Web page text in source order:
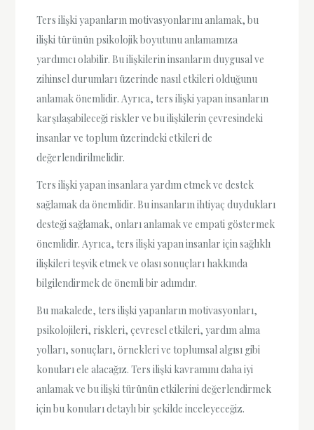
Ters ilişki yapanların motivasyonlarını anlamak, bu
ilişki türünün psikolojik boyutunu anlamamıza
yardımcı olabilir. Bu ilişkilerin insanların duygusal ve
zihinsel durumları üzerinde nasıl etkileri olduğunu
anlamak önemlidir. Ayrıca, ters ilişki yapan insanların
karşılaşabileceği riskler ve bu ilişkilerin çevresindeki
insanlar ve toplum üzerindeki etkileri de
değerlendirilmelidir.
Ters ilişki yapan insanlara yardım etmek ve destek
sağlamak da önemlidir. Bu insanların ihtiyaç duydukları
desteği sağlamak, onları anlamak ve empati göstermek
önemlidir. Ayrıca, ters ilişki yapan insanlar için sağlıklı
ilişkileri teşvik etmek ve olası sonuçları hakkında
bilgilendirmek de önemli bir adımdır.
Bu makalede, ters ilişki yapanların motivasyonları,
psikolojileri, riskleri, çevresel etkileri, yardım alma
yolları, sonuçları, örnekleri ve toplumsal algısı gibi
konuları ele alacağız. Ters ilişki kavramını daha iyi
anlamak ve bu ilişki türünün etkilerini değerlendirmek
için bu konuları detaylı bir şekilde inceleyeceğiz.